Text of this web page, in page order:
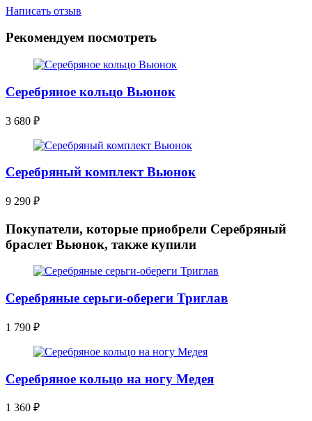
Написать отзыв
Рекомендуем посмотреть
Серебряное кольцо Вьюнок
3 680 ₽
Серебряный комплект Вьюнок
9 290 ₽
Покупатели, которые приобрели Серебряный
браслет Вьюнок, также купили
Серебряные серьги-обереги Триглав
1 790 ₽
Серебряное кольцо на ногу Медея
1 360 ₽